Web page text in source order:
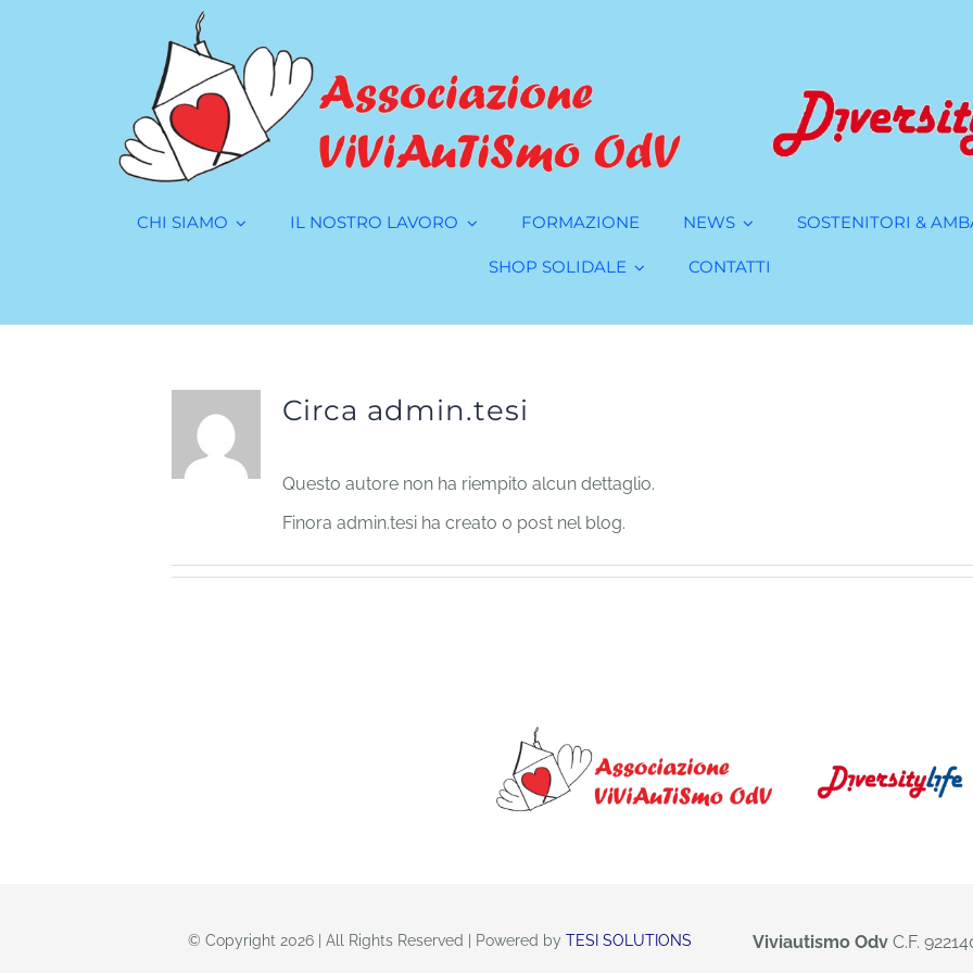
CHI SIAMO IL NOSTRO LAVORO FORMAZIONE NEWS SOSTENITORI &
SHOP SOLIDALE CONTATTI
Circa admin.tesi
Questo autore non ha riempito alcun dettaglio.
Finora admin.tesi ha creato 0 post nel blog.
© Copyright 2026 | All Rights Reserved | Powered by TESI SOLUTIONS Viviautismo OdvC.F.